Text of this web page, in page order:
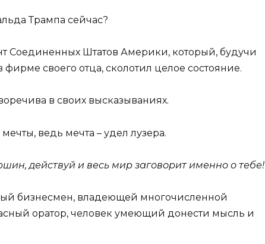
Трампа сейчас?
Соединенных Штатов Америки, который, будучи
своего отца, сколотил целое состояние.
в своих высказываниях.
ведь мечта – удел лузера.
действуй и весь мир заговорит именно о тебе!
бизнесмен, владеющей многочисленной
оратор, человек умеющий донести мысль и